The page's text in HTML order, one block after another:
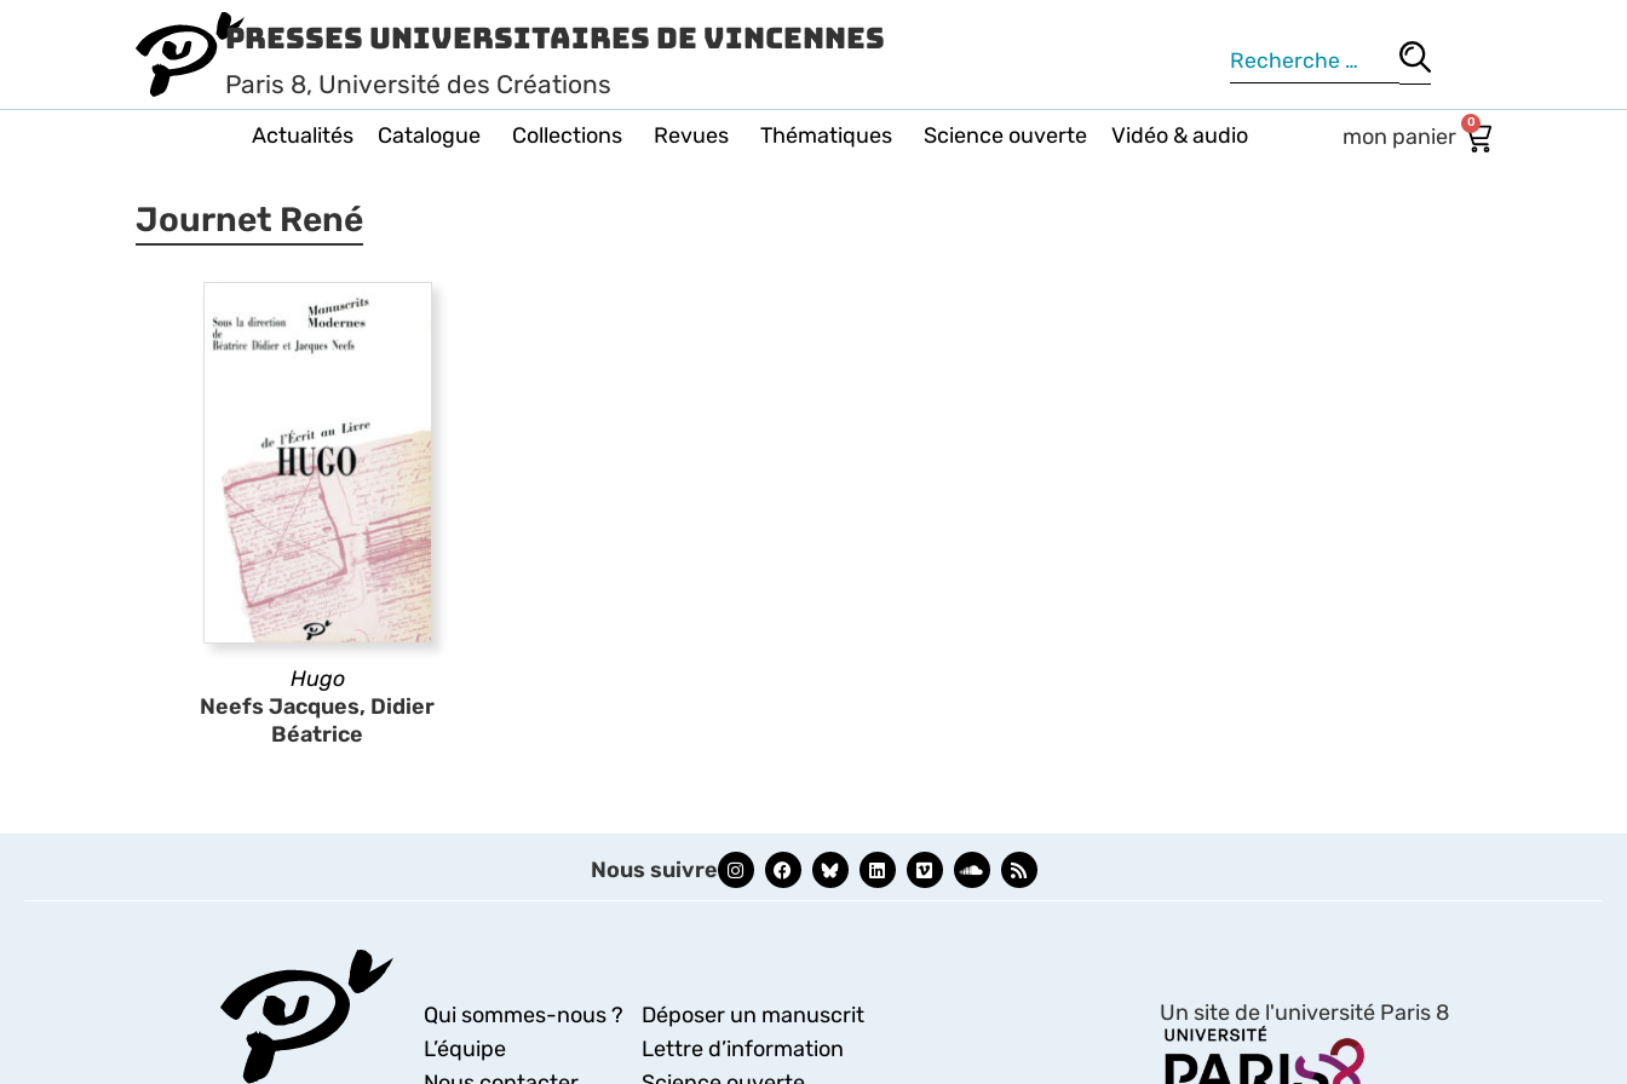
Presses Universitaires de Vincennes
Paris 8, Université des Créations
Actualités Catalogue Collections Revues Thématiques Science ouverte Vidéo & audio 0
Journet René
Hugo
Neefs Jacques, Didier
Béatrice
Nous suivre
Qui sommes-nous ?
L’équipe
Déposer un manuscrit
Lettre d’information
Un site de l'université Paris 8